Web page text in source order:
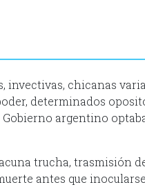
invectivas, chicanas
determinados
argentino
trucha, trasmisión
antes que